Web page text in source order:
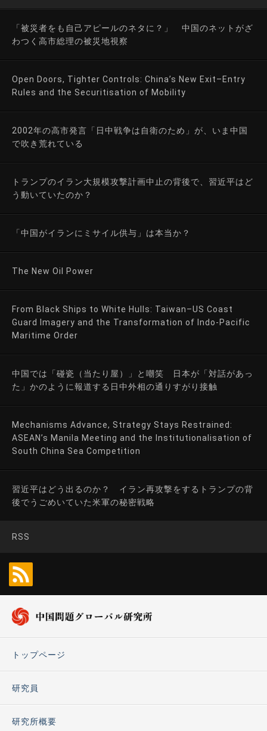
「被災者をも自己アピールのネタに？」 中国のネットがざ
わつく高市総理の被災地視察
Open Doors, Tighter Controls: China’s New Exit–Entry
Rules and the Securitisation of Mobility
2002年の高市発言「日中戦争は自衛のため」が、いま中国
で吹き荒れている
トランプのイラン大規模攻撃計画中止の背後で、習近平はど
う動いていたのか？
「中国がイランにミサイル供与」は本当か？
The New Oil Power
From Black Ships to White Hulls: Taiwan–US Coast
Guard Imagery and the Transformation of Indo-Pacific
Maritime Order
中国では「碰瓷（当たり屋）」と嘲笑 日本が「対話があっ
た」かのように報道する日中外相の通りすがり接触
Mechanisms Advance, Strategy Stays Restrained:
ASEAN’s Manila Meeting and the Institutionalisation of
South China Sea Competition
習近平はどう出るのか？ イラン再攻撃をするトランプの背
後でうごめいていた米軍の秘密戦略
RSS
トップページ
研究員
研究所概要